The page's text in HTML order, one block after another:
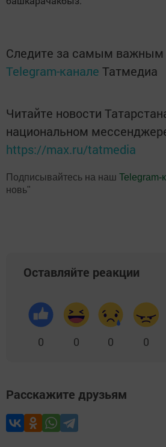
Следите за самым важным
Telegram-канале Татмедиа
Читайте новости
национальном
https://max.ru/tatmedia
Подписывайтесь на наш Telegram-
новь"
Оставляйте реакции
0 0 0 0
Расскажите друзьям